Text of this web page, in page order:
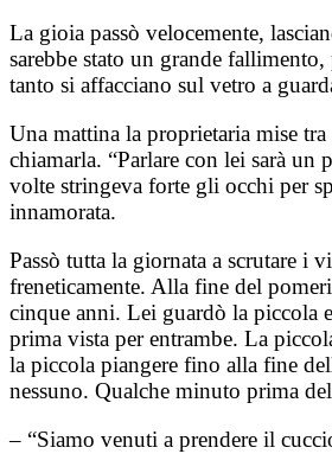
La gioia passò velocemente,
sarebbe stato un grande
tanto si affacciano sul vetro a
Una mattina la proprietaria mise
chiamarla. “Parlare con lei sarà un
volte stringeva forte gli occhi per
innamorata.
Passò tutta la giornata a scrutare i
freneticamente. Alla fine del
cinque anni. Lei guardò la piccola
prima vista per entrambe. La
la piccola piangere fino alla fine
nessuno. Qualche minuto prima
– “Siamo venuti a prendere il